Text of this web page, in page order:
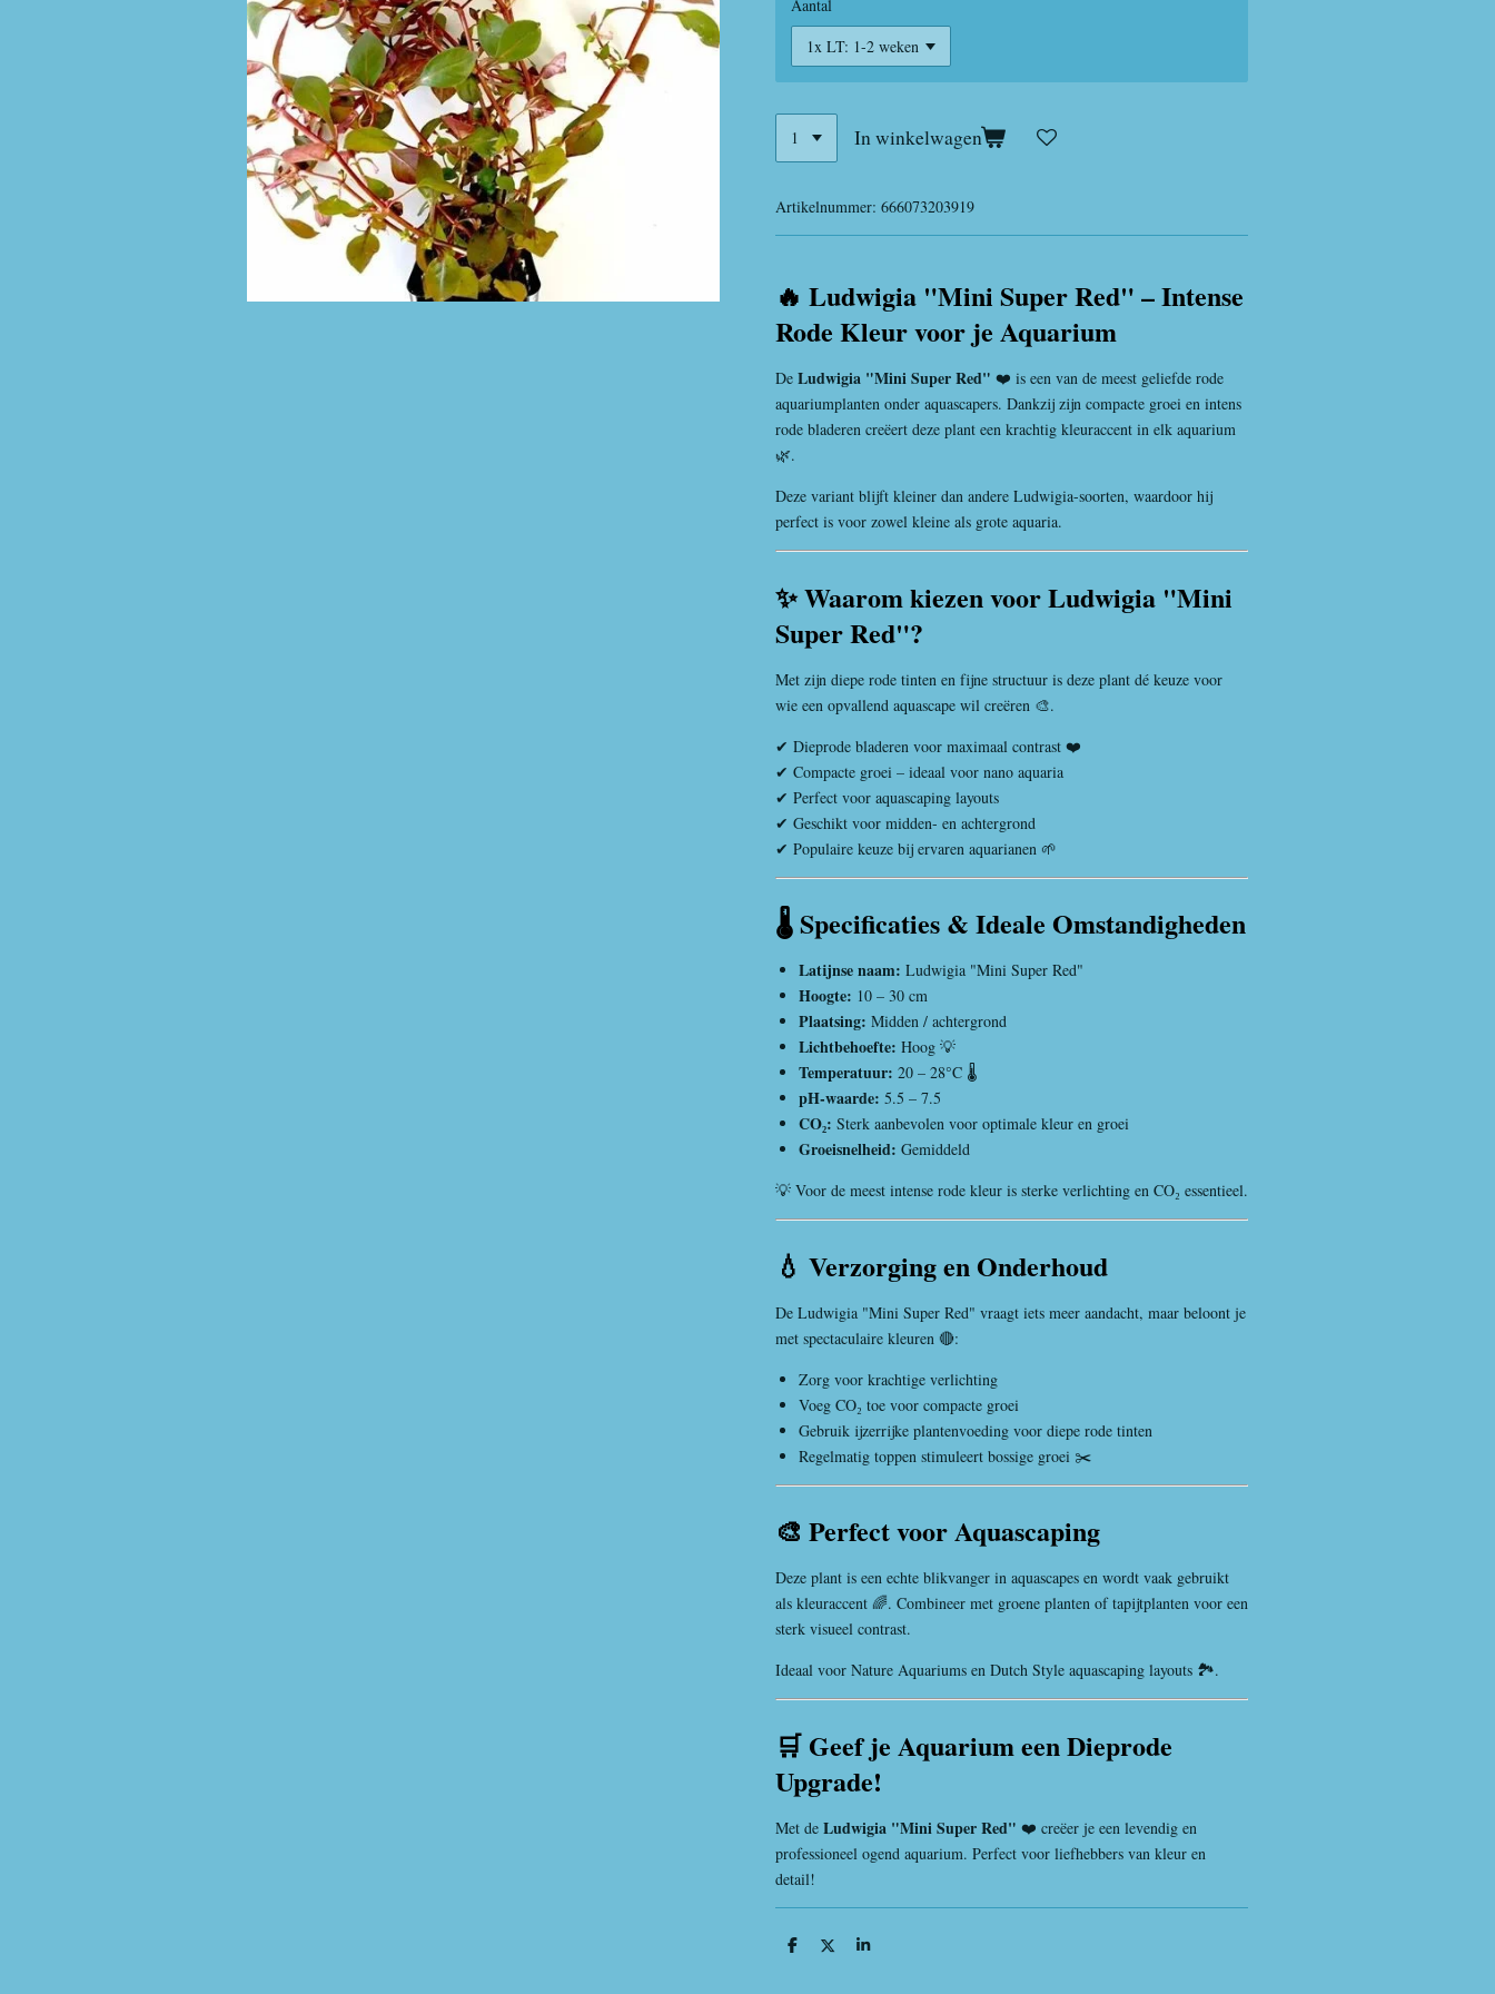
Aantal
In winkelwagen
Artikelnummer: 666073203919
🔥 Ludwigia "Mini Super Red" – Intense
Rode Kleur voor je Aquarium
De Ludwigia "Mini Super Red" ❤️ is een van de meest geliefde rode
aquariumplanten onder aquascapers. Dankzij zijn compacte groei en intens
rode bladeren creëert deze plant een krachtig kleuraccent in elk aquarium
🌿.
Deze variant blijft kleiner dan andere Ludwigia-soorten, waardoor hij
perfect is voor zowel kleine als grote aquaria.
✨ Waarom kiezen voor Ludwigia "Mini
Super Red"?
Met zijn diepe rode tinten en fijne structuur is deze plant dé keuze voor
wie een opvallend aquascape wil creëren 🎨.
✔ Dieprode bladeren voor maximaal contrast ❤️
✔ Compacte groei – ideaal voor nano aquaria
✔ Perfect voor aquascaping layouts
✔ Geschikt voor midden- en achtergrond
✔ Populaire keuze bij ervaren aquarianen 🌱
🌡️ Specificaties & Ideale Omstandigheden
Latijnse naam: Ludwigia "Mini Super Red"
Hoogte: 10 – 30 cm
Plaatsing: Midden / achtergrond
Lichtbehoefte: Hoog 💡
Temperatuur: 20 – 28°C 🌡️
pH-waarde: 5.5 – 7.5
CO₂: Sterk aanbevolen voor optimale kleur en groei
Groeisnelheid: Gemiddeld
💡 Voor de meest intense rode kleur is sterke verlichting en CO₂ essentieel.
💧 Verzorging en Onderhoud
De Ludwigia "Mini Super Red" vraagt iets meer aandacht, maar beloont je
met spectaculaire kleuren 🔴:
Zorg voor krachtige verlichting
Voeg CO₂ toe voor compacte groei
Gebruik ijzerrijke plantenvoeding voor diepe rode tinten
Regelmatig toppen stimuleert bossige groei ✂️
🎨 Perfect voor Aquascaping
Deze plant is een echte blikvanger in aquascapes en wordt vaak gebruikt
als kleuraccent 🌈. Combineer met groene planten of tapijtplanten voor een
sterk visueel contrast.
Ideaal voor Nature Aquariums en Dutch Style aquascaping layouts 🏞️.
🛒 Geef je Aquarium een Dieprode
Upgrade!
Met de Ludwigia "Mini Super Red" ❤️ creëer je een levendig en
professioneel ogend aquarium. Perfect voor liefhebbers van kleur en
detail!
D
D
S